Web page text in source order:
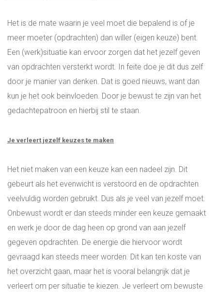
ONS TEAM
INSPIRATIE
ADRES EN ROUTE
BLOG
LOGIN
ALL-IN RECRUITMENT
Het is de mate waarin je veel moet die bepalend is of je
meer moeter (opdrachten) dan willer (eigen keuze) bent.
Een (werk)situatie kan ervoor zorgen dat het jezelf geven
van opdrachten versterkt wordt. In feite doe je dit dus zelf
door je manier van denken. Dat is goed nieuws, want dan
kun je het ook beïnvloeden. Door je bewust te zijn van het
gedachtepatroon en hierbij stil te staan.
Je verleert jezelf keuzes te maken
Het niet maken van een keuze kan een nadeel zijn. Dit
gebeurt als het evenwicht is verstoord en de opdrachten
veelvuldig worden gebruikt. Dus als je veel van jezelf moet.
Onbewust wordt er dan steeds minder een keuze gemaakt
en werk je door de dag heen op grond van aan jezelf
gegeven opdrachten. De energie die hiervoor wordt
gevraagd kan steeds meer worden. Dit kan ten koste van
het overzicht gaan, maar het is vooral belangrijk dat je
verleert om per situatie te kiezen. Je verleert om bewuste